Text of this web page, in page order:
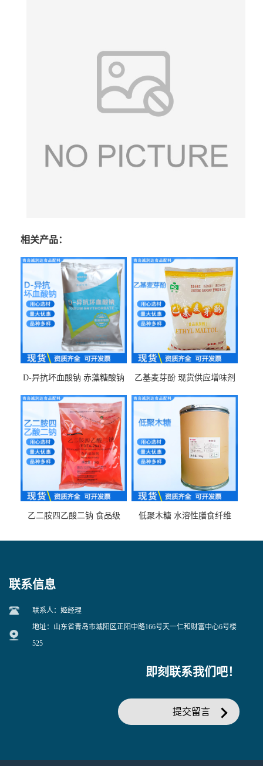
相关产品：
D-异抗坏血酸钠 赤藻糖酸钠
乙基麦芽酚 现货供应增味剂
乙二胺四乙酸二钠 食品级
低聚木糖 水溶性膳食纤维
联系信息
联系人：姬经理
地址：山东省青岛市城阳区正阳中路166号天一仁和财富中心6号楼
525
即刻联系我们吧！
提交留言